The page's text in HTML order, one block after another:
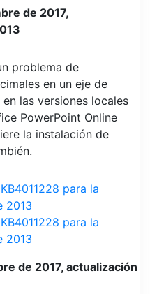
de 2017,
problema de
en un eje de
las versiones locales
PowerPoint Online
la instalación de
para la
2013
para la
2013
de 2017, actualización